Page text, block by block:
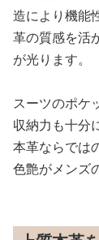
造により機能
革の質感を活
が光ります。
スーツのポケ
収納力も十分
本革ならでは
色艶がメンズ